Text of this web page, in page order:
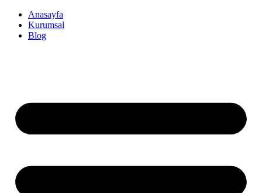
İçeriğe Anasayfa
Kurumsal
Blog